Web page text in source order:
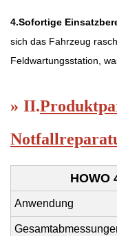
4.Sofortige
sich das Fahrzeug
Feldwartungsstation,
» II.
HOWO
Anwendung